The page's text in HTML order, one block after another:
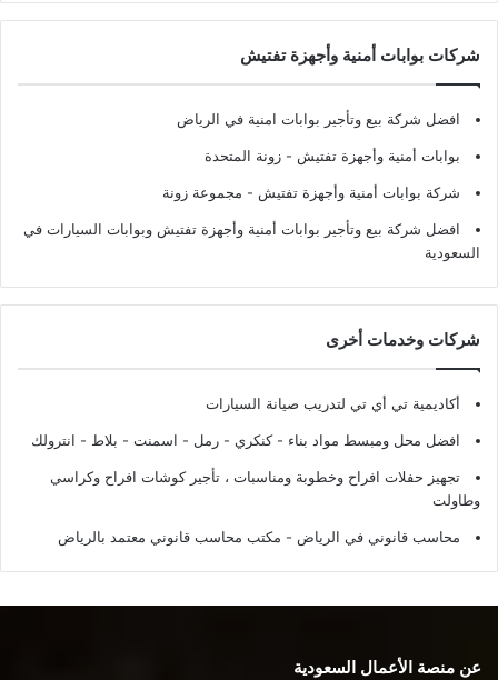
شركات بوابات أمنية وأجهزة تفتيش
افضل شركة بيع وتأجير بوابات امنية في الرياض
بوابات أمنية وأجهزة تفتيش - زونة المتحدة
شركة بوابات أمنية وأجهزة تفتيش - مجموعة زونة
افضل شركة بيع وتأجير بوابات أمنية وأجهزة تفتيش وبوابات السيارات في
السعودية
شركات وخدمات أخرى
أكاديمية تي أي تي لتدريب صيانة السيارات
افضل محل ومبسط مواد بناء - كنكري - رمل - اسمنت - بلاط - انترولك
تجهيز حفلات افراح وخطوبة ومناسبات ، تأجير كوشات افراح وكراسي
وطاولت
محاسب قانوني في الرياض - مكتب محاسب قانوني معتمد بالرياض
عن منصة الأعمال السعودية